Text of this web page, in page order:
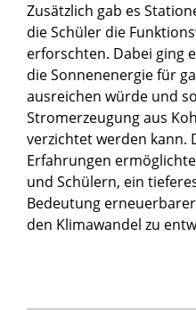
Zusätzlich gab es
die Schüler die
erforschten. Dabei ging
die Sonnenenergie für
ausreichen würde und
Stromerzeugung aus
verzichtet werden kann.
Erfahrungen
und Schülern, ein
Bedeutung
den Klimawandel zu